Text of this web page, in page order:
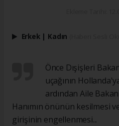
Erkek | Kadın
Önce Dışişleri
uçağının
ardından Aile
Hanımın önünün kesilmesi
girişinin engellenmesi...